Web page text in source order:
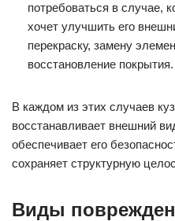
потребоваться в случае,
хочет улучшить его
перекраску, замену
восстановление покрытия.
В каждом из этих случаев
восстанавливает внешний
обеспечивает его
сохраняет структурную
Виды